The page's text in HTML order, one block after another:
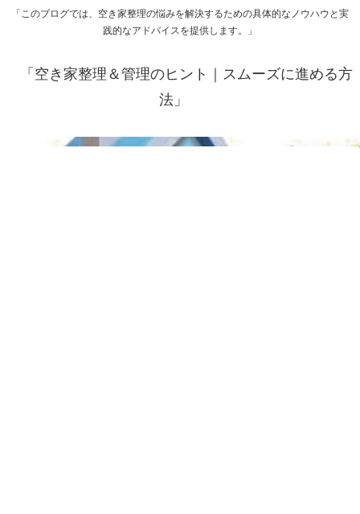
「このブログでは、空き家整理の悩みを解決するための具体的なノウハウと実
践的なアドバイスを提供します。」
「空き家整理＆管理のヒント｜スムーズに進める方
法」